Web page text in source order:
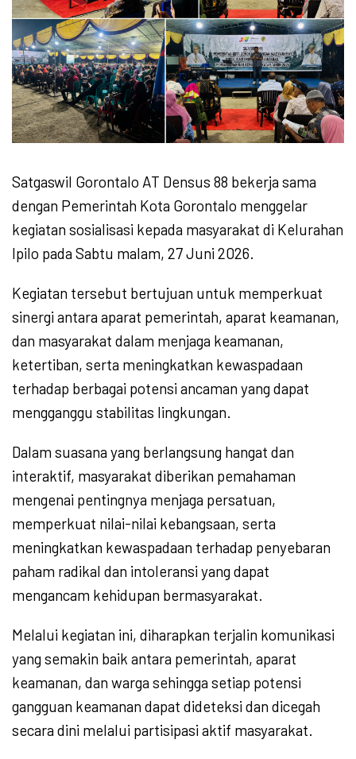
Satgaswil Gorontalo AT Densus 88 bekerja sama
dengan Pemerintah Kota Gorontalo menggelar
kegiatan sosialisasi kepada masyarakat di Kelurahan
Ipilo pada Sabtu malam, 27 Juni 2026.
Kegiatan tersebut bertujuan untuk memperkuat
sinergi antara aparat pemerintah, aparat keamanan,
dan masyarakat dalam menjaga keamanan,
ketertiban, serta meningkatkan kewaspadaan
terhadap berbagai potensi ancaman yang dapat
mengganggu stabilitas lingkungan.
Dalam suasana yang berlangsung hangat dan
interaktif, masyarakat diberikan pemahaman
mengenai pentingnya menjaga persatuan,
memperkuat nilai-nilai kebangsaan, serta
meningkatkan kewaspadaan terhadap penyebaran
paham radikal dan intoleransi yang dapat
mengancam kehidupan bermasyarakat.
Melalui kegiatan ini, diharapkan terjalin komunikasi
yang semakin baik antara pemerintah, aparat
keamanan, dan warga sehingga setiap potensi
gangguan keamanan dapat dideteksi dan dicegah
secara dini melalui partisipasi aktif masyarakat.